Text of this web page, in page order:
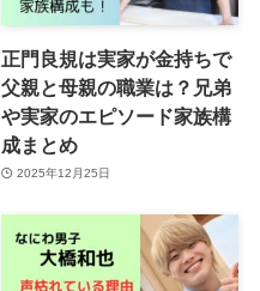
正門良規は実家が金持ちで
父親と母親の職業は？兄弟
や実家のエピソード家族構
成まとめ
2025年12月25日